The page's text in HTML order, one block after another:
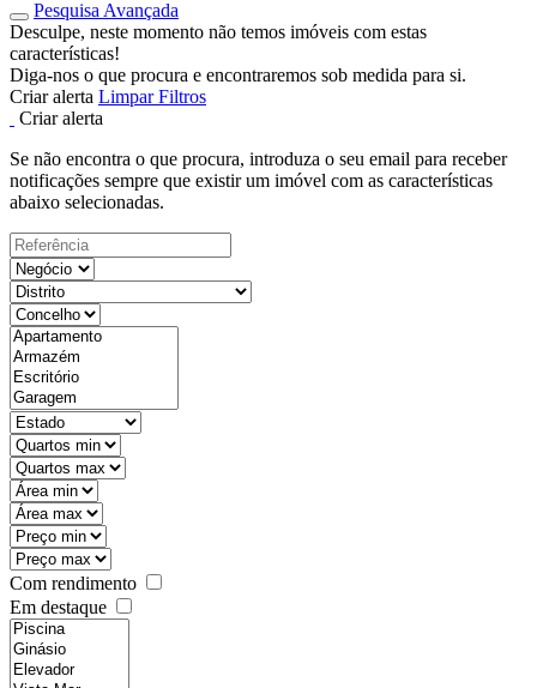
Pesquisa Avançada
Desculpe, neste momento não temos imóveis com estas
características!
Diga-nos o que procura e encontraremos sob medida para si.
Criar alerta Limpar Filtros
Criar alerta
Se não encontra o que procura, introduza o seu email para receber
notificações sempre que existir um imóvel com as características
abaixo selecionadas.
Com rendimento
Em destaque